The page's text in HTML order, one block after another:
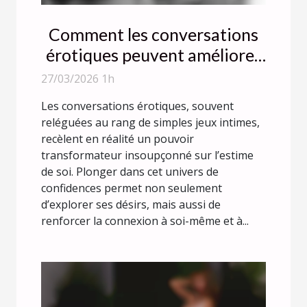
Comment les conversations
érotiques peuvent améliorer
la confiance en soi ?
27/03/2026 1h
Les conversations érotiques, souvent
reléguées au rang de simples jeux intimes,
recèlent en réalité un pouvoir
transformateur insoupçonné sur l’estime
de soi. Plonger dans cet univers de
confidences permet non seulement
d’explorer ses désirs, mais aussi de
renforcer la connexion à soi-même et à...